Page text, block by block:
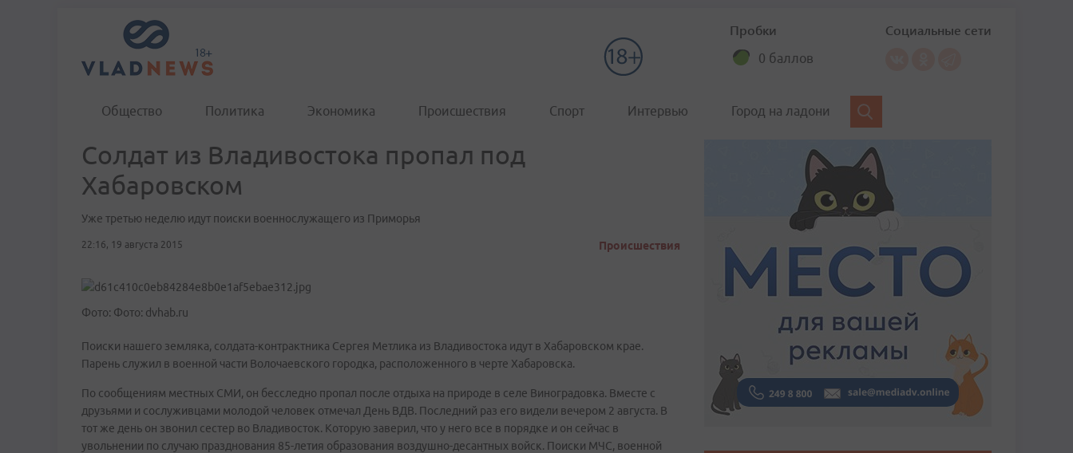
Пробки
0 баллов
Социальные сети
Общество Политика Экономика Происшествия Спорт Интервью Город на ладони
Солдат из Владивостока пропал под
Хабаровском
Уже третью неделю идут поиски военнослужащего из Приморья
22:16, 19 августа 2015 Происшествия
Фото: Фото: dvhab.ru
Поиски нашего земляка, солдата-контрактника Сергея Метлика из Владивостока идут в Хабаровском крае.
Парень служил в военной части Волочаевского городка, расположенного в черте Хабаровска.
По сообщениям местных СМИ, он бесследно пропал после отдыха на природе в селе Виноградовка. Вместе с
друзьями и сослуживцами молодой человек отмечал День ВДВ. Последний раз его видели вечером 2 августа. В
тот же день он звонил сестер во Владивосток. Которую заверил, что у него все в порядке и он сейчас в
увольнении по случаю празднования 85-летия образования воздушно-десантных войск. Поиски МЧС, военной